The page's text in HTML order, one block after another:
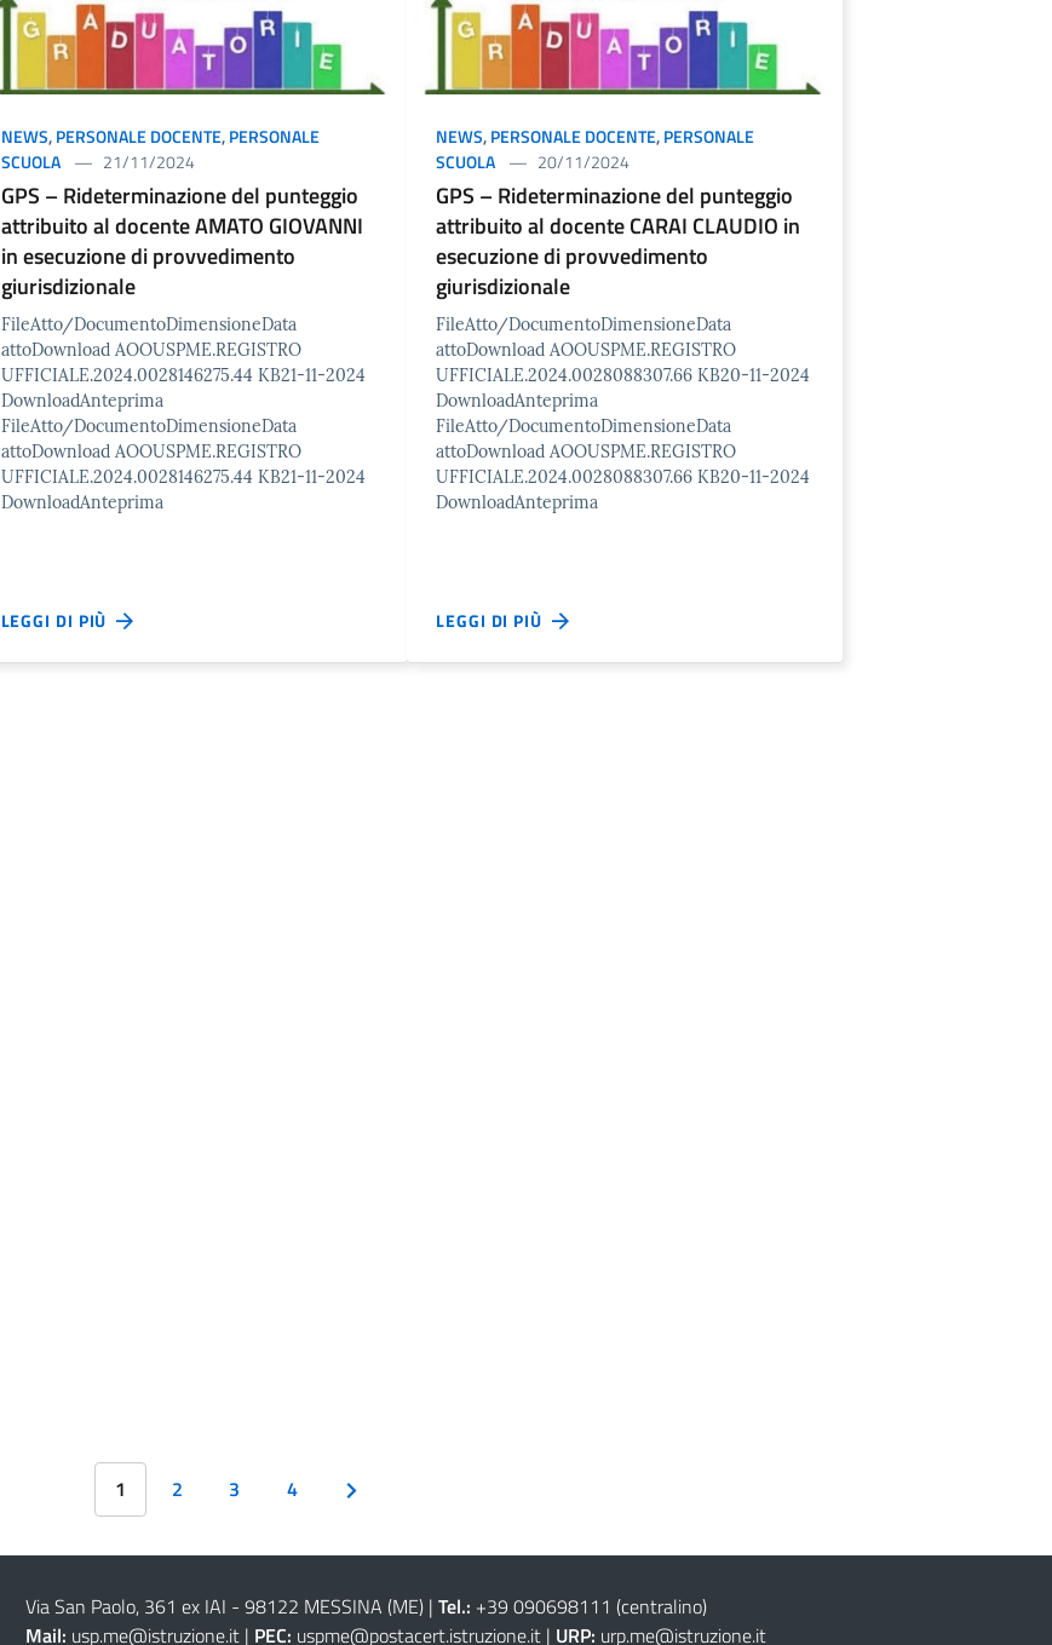
NEWS,PERSONALE DOCENTE,PERSONALE
SCUOLA
21/11/2024
GPS – Rideterminazione del punteggio
attribuito al docente AMATO GIOVANNI
in esecuzione di provvedimento
giurisdizionale
FileAtto/DocumentoDimensioneData
attoDownload AOOUSPME.REGISTRO
UFFICIALE.2024.0028146275.44 KB21-11-2024
DownloadAnteprima
FileAtto/DocumentoDimensioneData
attoDownload AOOUSPME.REGISTRO
UFFICIALE.2024.0028146275.44 KB21-11-2024
DownloadAnteprima
LEGGI DI PIÙ
NEWS,PERSONALE DOCENTE,PERSONALE
SCUOLA
20/11/2024
GPS – Rideterminazione del punteggio
attribuito al docente CARAI CLAUDIO in
esecuzione di provvedimento
giurisdizionale
FileAtto/DocumentoDimensioneData
attoDownload AOOUSPME.REGISTRO
UFFICIALE.2024.0028088307.66 KB20-11-2024
DownloadAnteprima
FileAtto/DocumentoDimensioneData
attoDownload AOOUSPME.REGISTRO
UFFICIALE.2024.0028088307.66 KB20-11-2024
DownloadAnteprima
LEGGI DI PIÙ
1 2 3 4
Via San Paolo, 361 ex IAI - 98122 MESSINA (ME)| Tel.: +39 090698111 (centralino)
Mail: usp.me@istruzione.it| PEC: uspme@postacert.istruzione.it| URP: urp.me@istruzione.it